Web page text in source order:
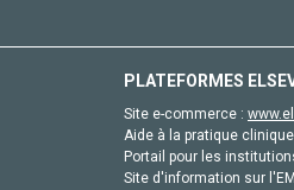
PLATEFORMES
Site e-commerce :
Aide à la pratique
Portail pour les
Site d'information sur